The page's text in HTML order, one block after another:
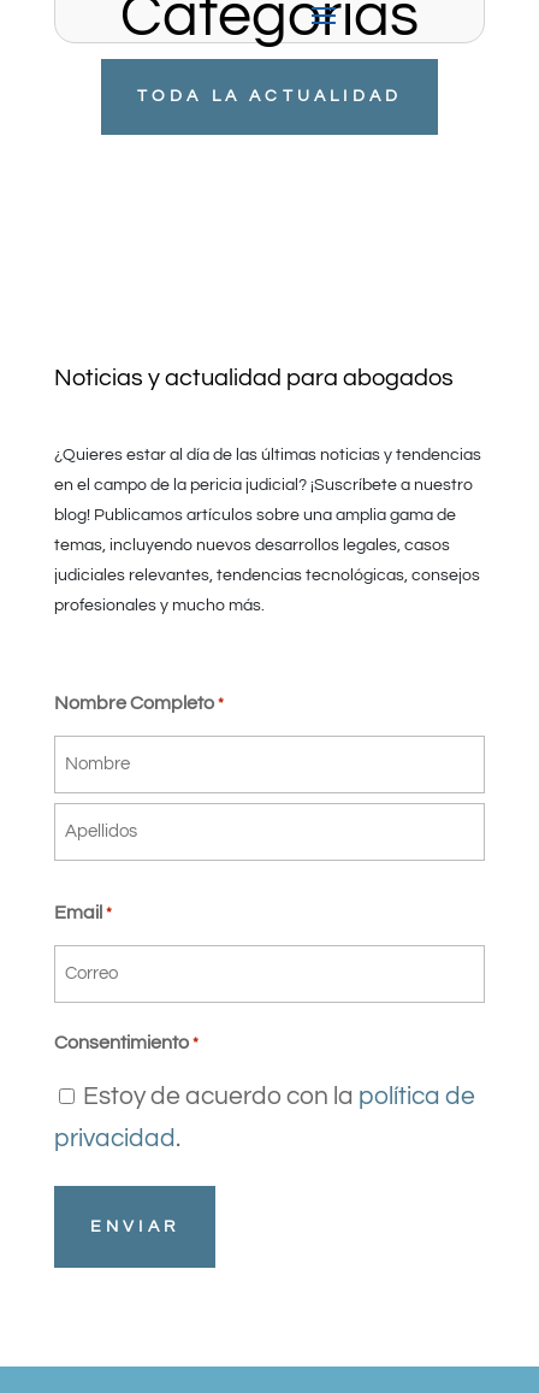
Categorias
TODA LA ACTUALIDAD
Noticias y actualidad para abogados
¿Quieres estar al día de las últimas noticias y tendencias
en el campo de la pericia judicial? ¡Suscríbete a nuestro
blog! Publicamos artículos sobre una amplia gama de
temas, incluyendo nuevos desarrollos legales, casos
judiciales relevantes, tendencias tecnológicas, consejos
profesionales y mucho más.
Nombre Completo *
Nombre
Email *
Consentimiento *
Estoy de acuerdo con la política de
privacidad.